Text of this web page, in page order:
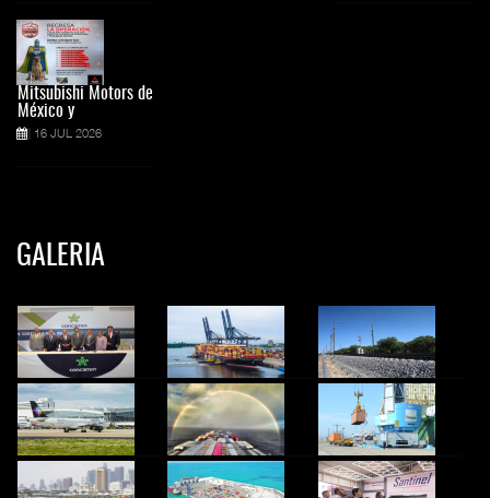
Mitsubishi Motors de
México y
16 JUL 2026
GALERIA